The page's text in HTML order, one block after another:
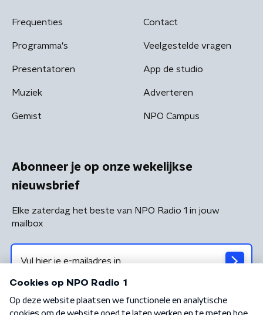
Frequenties
Programma's
Presentatoren
Muziek
Gemist
Contact
Veelgestelde vragen
App de studio
Adverteren
NPO Campus
Abonneer je op onze wekelijkse
nieuwsbrief
Elke zaterdag het beste van NPO Radio 1 in jouw
mailbox